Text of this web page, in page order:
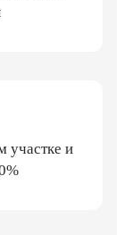
участке и